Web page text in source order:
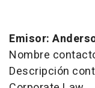
Emisor:
Nombre
Descripción